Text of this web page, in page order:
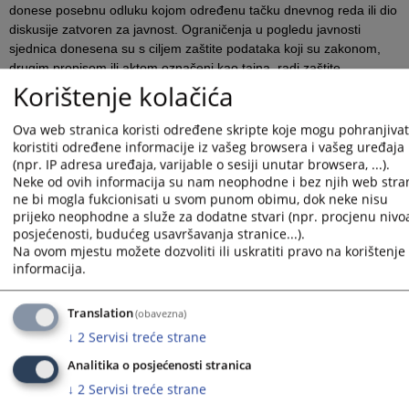
donese posebnu odluku kojom određenu tačku dnevnog reda ili dio
diskusije zatvoren za javnost. Ograničenja u pogledu javnosti
sjednica donesena su s ciljem zaštite podataka koji su zakonom,
drugim propisom ili aktom označeni kao tajna, radi zaštite
privatnosti i osobnih podataka, te kada VSTV BiH raspravlja o
pitanjima koja mogu naštetiti ugledu ili integritetu pravosuđa,
odnosno nosilaca pravosudnih funkcija.
Svi zainteresovani za praćenje sjednice mogu dostaviti svoj zahtjev
za praćenje sjednice putem e-maila na
adresu vstvbih@pravosudje.ba ilipisanim putem na adresu VSTV-a
BiH. Zbog prostornih kapaciteta sale, praćenje sjednice je
omogućeno ograničenom broju osoba, prema redoslijedu prijave, o
čemu VSTV BiH vodi evidenciju i blagovremeno obavještava
prijavljene posjetioce. Ukupan broj sjedećih mjesta u sali za
praćenje sjednice je 16, dok se, u posebnim prilikama, može
osigurati praćenje i u dodatnoj sali kapaciteta 10 sjedećih mjesta.
U skladu sa Poslovnikom VSTV-a BiH, video i audio snimanje uz
korištenje odgovarajuće tehničke opreme akreditovanim
predstavnicima medija dopušteno je isključivo u prostoriji
predviđenoj za praćenje sjednica putem videolinka. Snimanje u sali
Korištenje kolačića
Ova web stranica koristi određene skripte koje mogu
koristiti određene informacije iz vašeg browsera i vašeg uređaja
(npr. IP adresa uređaja, varijable o sesiji unutar browsera, ...).
Neke od ovih informacija su nam neophodne i bez njih web
ne bi mogla fukcionisati u svom punom obimu, dok neke nisu
prijeko neophodne a služe za dodatne stvari (npr. procjenu
posjećenosti, budućeg usavršavanja stranice...).
Na ovom mjestu možete dozvoliti ili uskratiti pravo na
informacija.
Translation(obavezna)
↓ 2 Servisi treće strane
Analitika o posjećenosti stranica
↓ 2 Servisi treće strane